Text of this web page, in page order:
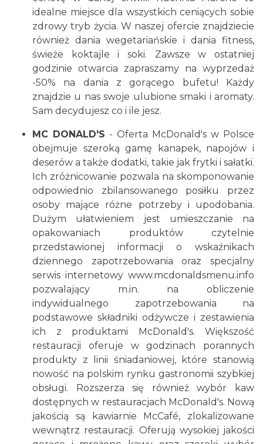
idealne miejsce dla wszystkich ceniących sobie
zdrowy tryb życia. W naszej ofercie znajdziecie
również dania wegetariańskie i dania fitness,
świeże koktajle i soki. Zawsze w ostatniej
godzinie otwarcia zapraszamy na wyprzedaż
-50% na dania z gorącego bufetu! Każdy
znajdzie u nas swoje ulubione smaki i aromaty.
Sam decydujesz co i ile jesz.
MC DONALD'S - Oferta McDonald's w Polsce
obejmuje szeroką gamę kanapek, napojów i
deserów a także dodatki, takie jak frytki i sałatki.
Ich zróżnicowanie pozwala na skomponowanie
odpowiednio zbilansowanego posiłku przez
osoby mające różne potrzeby i upodobania.
Dużym ułatwieniem jest umieszczanie na
opakowaniach produktów czytelnie
przedstawionej informacji o wskaźnikach
dziennego zapotrzebowania oraz specjalny
serwis internetowy www.mcdonaldsmenu.info
pozwalający m.in. na obliczenie
indywidualnego zapotrzebowania na
podstawowe składniki odżywcze i zestawienia
ich z produktami McDonald's. Większość
restauracji oferuje w godzinach porannych
produkty z linii śniadaniowej, które stanowią
nowość na polskim rynku gastronomii szybkiej
obsługi. Rozszerza się również wybór kaw
dostępnych w restauracjach McDonald's. Nową
jakością są kawiarnie McCafé, zlokalizowane
wewnątrz restauracji. Oferują wysokiej jakości